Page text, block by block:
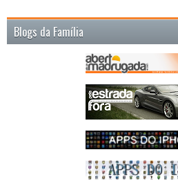
Blogs da Família